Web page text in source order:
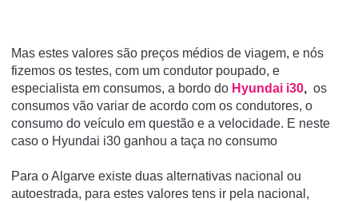
Mas estes valores são preços médios de viagem, e nós
fizemos os testes, com um condutor poupado, e
especialista em consumos, a bordo do Hyundai i30, os
consumos vão variar de acordo com os condutores, o
consumo do veículo em questão e a velocidade. E neste
caso o Hyundai i30 ganhou a taça no consumo
Para o Algarve existe duas alternativas nacional ou
autoestrada, para estes valores tens ir pela nacional,